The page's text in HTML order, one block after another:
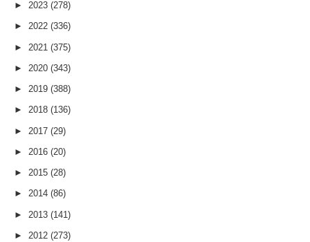
► 2023 (278)
► 2022 (336)
► 2021 (375)
► 2020 (343)
► 2019 (388)
► 2018 (136)
► 2017 (29)
► 2016 (20)
► 2015 (28)
► 2014 (86)
► 2013 (141)
► 2012 (273)